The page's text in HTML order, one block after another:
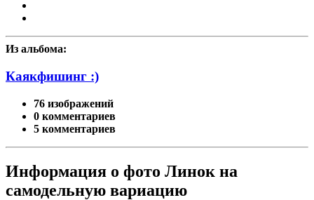
Из альбома:
Каякфишинг :)
76 изображений
0 комментариев
5 комментариев
Информация о фото Линок на
самодельную вариацию